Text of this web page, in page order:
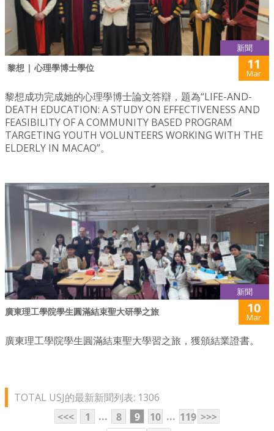
新聞
黎想 | 心理學博士學位 11
Mar
黎想成功完成她的心理學博士論文答辯，題為“LIFE-AND-
DEATH EDUCATION: A STUDY ON EFFECTIVENESS AND
FEASIBILITY OF A COMMUNITY BASED PROGRAM
TARGETING YOUTH VOLUNTEERS WORKING WITH THE
ELDERLY IN MACAO”。
新聞
廣東理工學院學生圓滿結束聖大研學之旅 10
Mar
廣東理工學院學生圓滿結束聖大學習之旅，獲頒結業證書。
TOTAL USJ的最新新聞列表: 1306
<<<
1 ... 8 9 10 ... 119 >>>